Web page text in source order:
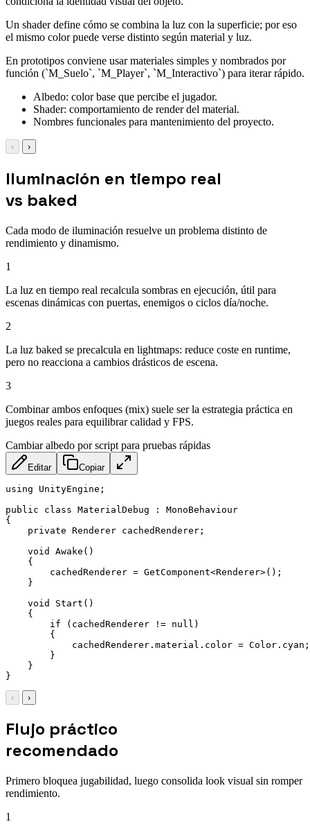
Un shader define cómo se combina la luz con la superficie; por eso
el mismo color puede verse distinto según material y luz.
En prototipos conviene usar materiales simples y nombrados por
función (`M_Suelo`, `M_Player`, `M_Interactivo`) para iterar rápido.
Albedo: color base que percibe el jugador.
Shader: comportamiento de render del material.
Nombres funcionales para mantenimiento del proyecto.
‹ ›
Iluminación en tiempo real
vs baked
Cada modo de iluminación resuelve un problema distinto de
rendimiento y dinamismo.
1
La luz en tiempo real recalcula sombras en ejecución, útil para
escenas dinámicas con puertas, enemigos o ciclos día/noche.
2
La luz baked se precalcula en lightmaps: reduce coste en runtime,
pero no reacciona a cambios drásticos de escena.
3
Combinar ambos enfoques (mix) suele ser la estrategia práctica en
juegos reales para equilibrar calidad y FPS.
Cambiar albedo por script para pruebas rápidas
Editar Copiar
using UnityEngine;
public class MaterialDebug : MonoBehaviour
{
    private Renderer cachedRenderer;
    void Awake()
    {
        cachedRenderer = GetComponent
<Renderer>();
    }
    void Start()
    {
        if (cachedRenderer != null)
        {
            cachedRenderer.material.color = Color.cyan;
        }
    }
‹ ›
Flujo práctico
recomendado
Primero bloquea jugabilidad, luego consolida look visual sin romper
rendimiento.
1